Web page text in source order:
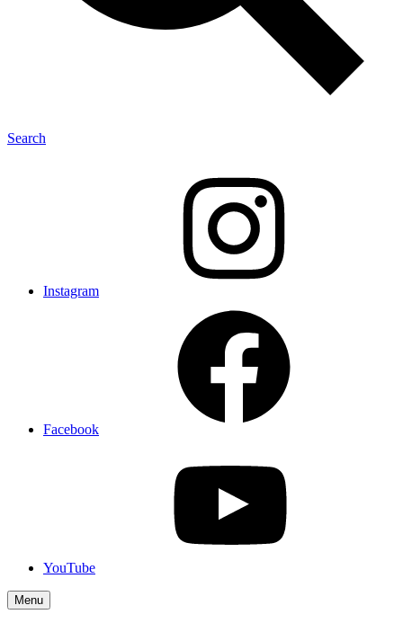
Search
Instagram
Facebook
YouTube
Menu